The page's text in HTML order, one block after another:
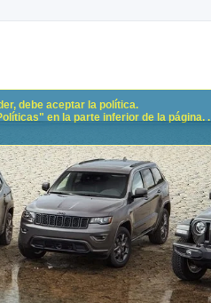
debe aceptar la política.
en la parte inferior de la página. .